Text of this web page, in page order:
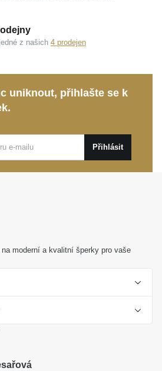
z našich 4 prodejen
uniknout, přihlašte se k
Přihlásit
moderní a kvalitní šperky pro vaše